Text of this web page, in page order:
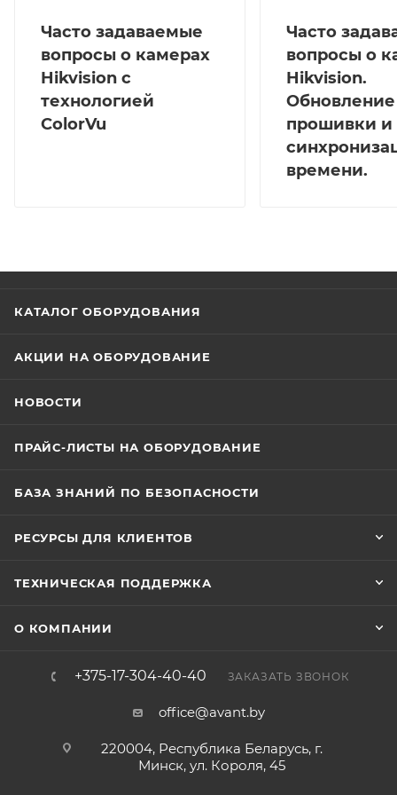
Часто задаваемые
вопросы о камерах
Hikvision с
технологией
ColorVu
Часто
вопросы о
Hikvision.
Обновление
прошивки и
времени.
КАТАЛОГ ОБОРУДОВАНИЯ
АКЦИИ НА ОБОРУДОВАНИЕ
НОВОСТИ
ПРАЙС-ЛИСТЫ НА ОБОРУДОВАНИЕ
БАЗА ЗНАНИЙ ПО БЕЗОПАСНОСТИ
РЕСУРСЫ ДЛЯ КЛИЕНТОВ
ТЕХНИЧЕСКАЯ ПОДДЕРЖКА
О КОМПАНИИ
+375-17-304-40-40 ЗАКАЗАТЬ ЗВОНОК
office@avant.by
220004, Республика Беларусь, г.
Минск, ул. Короля, 45